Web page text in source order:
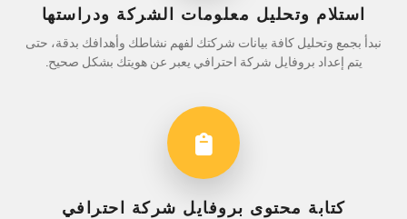
استلام وتحليل معلومات الشركة ودراستها
نبدأ بجمع وتحليل كافة بيانات شركتك لفهم نشاطك وأهدافك بدقة، حتى
يتم إعداد بروفايل شركة احترافي يعبر عن هويتك بشكل صحيح.
كتابة محتوى بروفايل شركة احترافي